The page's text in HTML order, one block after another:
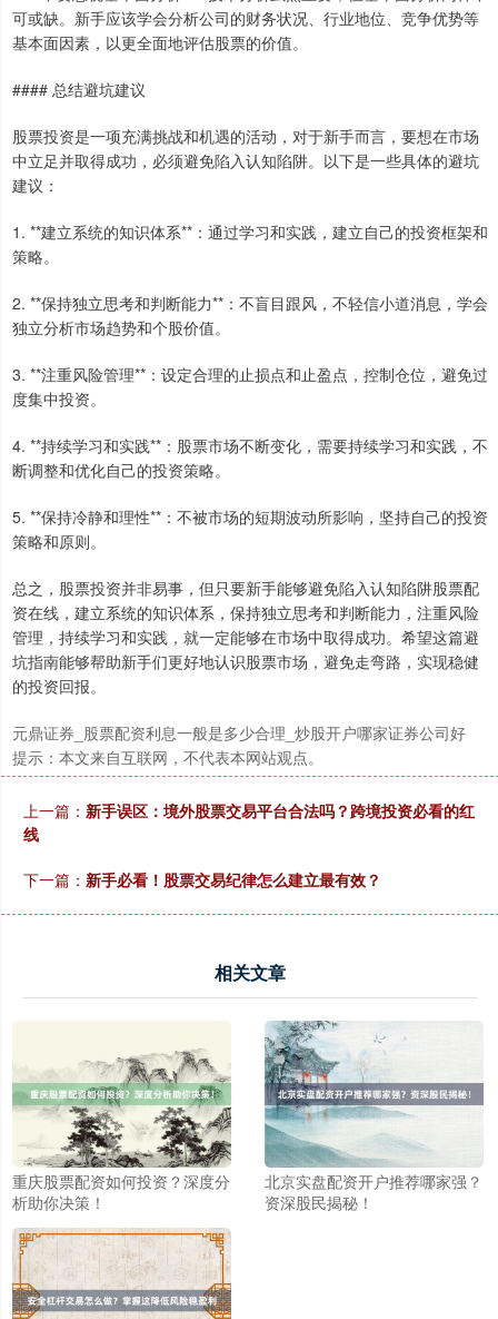
可或缺。新手应该学会分析公司的财务状况、行业地位、竞争优势等
基本面因素，以更全面地评估股票的价值。
#### 总结避坑建议
股票投资是一项充满挑战和机遇的活动，对于新手而言，要想在市场
中立足并取得成功，必须避免陷入认知陷阱。以下是一些具体的避坑
建议：
1. **建立系统的知识体系**：通过学习和实践，建立自己的投资框架和
策略。
2. **保持独立思考和判断能力**：不盲目跟风，不轻信小道消息，学会
独立分析市场趋势和个股价值。
3. **注重风险管理**：设定合理的止损点和止盈点，控制仓位，避免过
度集中投资。
4. **持续学习和实践**：股票市场不断变化，需要持续学习和实践，不
断调整和优化自己的投资策略。
5. **保持冷静和理性**：不被市场的短期波动所影响，坚持自己的投资
策略和原则。
总之，股票投资并非易事，但只要新手能够避免陷入认知陷阱股票配
资在线，建立系统的知识体系，保持独立思考和判断能力，注重风险
管理，持续学习和实践，就一定能够在市场中取得成功。希望这篇避
坑指南能够帮助新手们更好地认识股票市场，避免走弯路，实现稳健
的投资回报。
元鼎证券_股票配资利息一般是多少合理_炒股开户哪家证券公司好
提示：本文来自互联网，不代表本网站观点。
上一篇： 新手误区：境外股票交易平台合法吗？跨境投资必看的红
线
下一篇： 新手必看！股票交易纪律怎么建立最有效？
相关文章
重庆股票配资如何投资？深度分
析助你决策！
北京实盘配资开户推荐哪家强？
资深股民揭秘！